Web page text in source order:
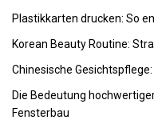
Plastikkarten drucken: So
Korean Beauty Routine:
Chinesische
Die Bedeutung
Fensterbau